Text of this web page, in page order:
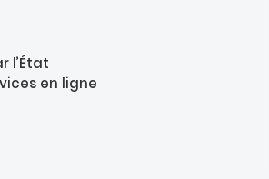
l’État
en ligne